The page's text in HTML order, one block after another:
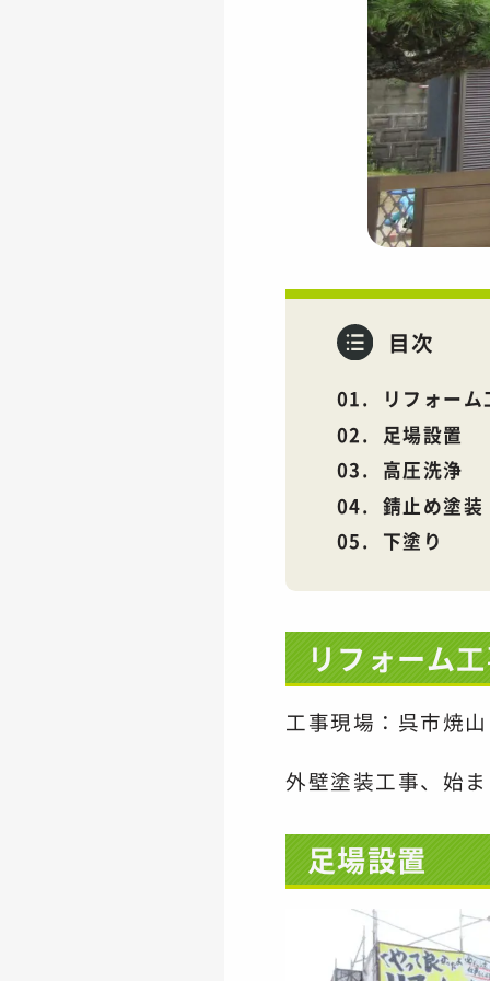
目次
リフォー
足場設置
高圧洗浄
錆止め塗装
下塗り
リフォーム
工事現場：呉市焼
外壁塗装工事、始
足場設置